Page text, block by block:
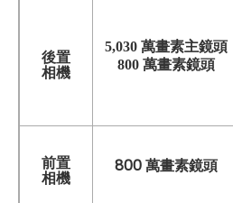
後置
相機
5,030 萬畫素主鏡頭
800 萬畫素鏡頭
前置
相機
800 萬畫素鏡頭